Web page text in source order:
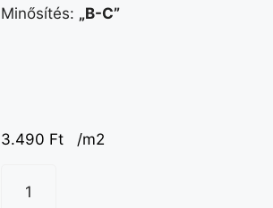
Minősítés: „B-C”
3.490 Ft /m2